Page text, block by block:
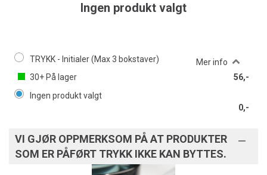
Ingen produkt valgt
TRYKK - Initialer (Max 3 bokstaver)
Mer info
30+ På lager
56,-
Ingen produkt valgt
0,-
VI GJØR OPPMERKSOM PÅ AT PRODUKTER
SOM ER PÅFØRT TRYKK IKKE KAN BYTTES.